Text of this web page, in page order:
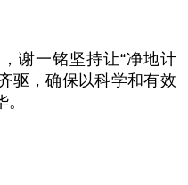
谢一铭坚持让“净地计
驱，确保以科学和有效